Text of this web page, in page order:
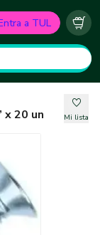
a TUL
20 un Mi lista